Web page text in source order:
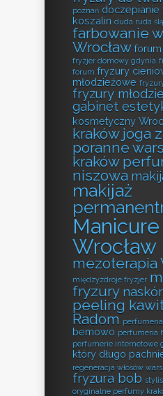
poznań doczepianie
koszalin duda ruda
farbowanie
Wrocław
fryzjer domowy gdynia
forum fryzury
młodzieżowe
fryzury
gabinet
kosmetyczny
kraków joga
poranne
kraków
niszowa
makijaż
Manicure
Wrocław
mezoterapia
międzyzdroje fryzjer
fryzury
peeling
Radom
bemowo perfumeria
perfumerie internetowe
który długo
regeneracja włosów
fryzura bob
oryginalne perfumy